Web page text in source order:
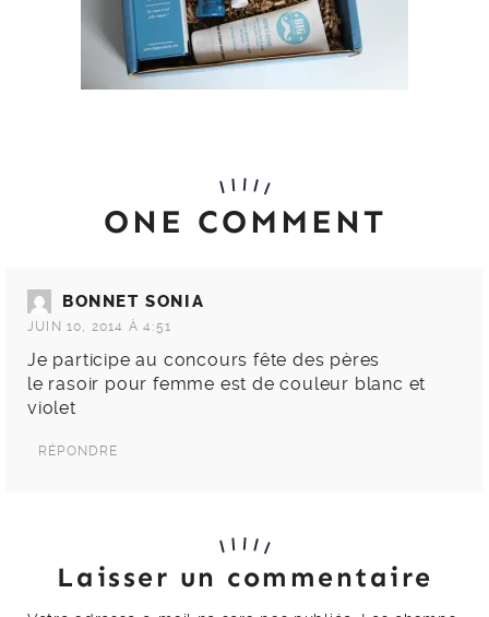
ONE COMMENT
BONNET SONIA
JUIN 10, 2014 À 4:51
Je participe au concours fête des pères
le rasoir pour femme est de couleur blanc et
violet
RÉPONDRE
Laisser un commentaire